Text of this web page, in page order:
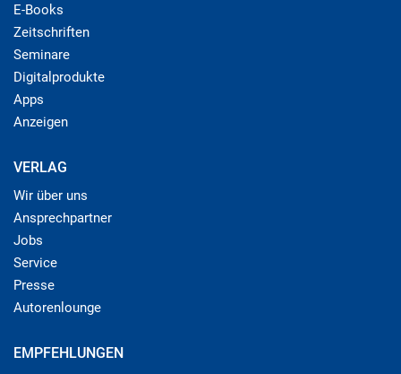
E-Books
Zeitschriften
Seminare
Digitalprodukte
Apps
Anzeigen
VERLAG
Wir über uns
Ansprechpartner
Jobs
Service
Presse
Autorenlounge
EMPFEHLUNGEN